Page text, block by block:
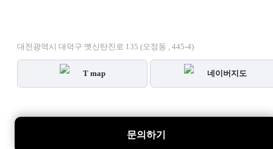
대전광역시 대덕구 옛신탄진로 135 (오정동 , 445-4)
T map 네이버지도
문의하기